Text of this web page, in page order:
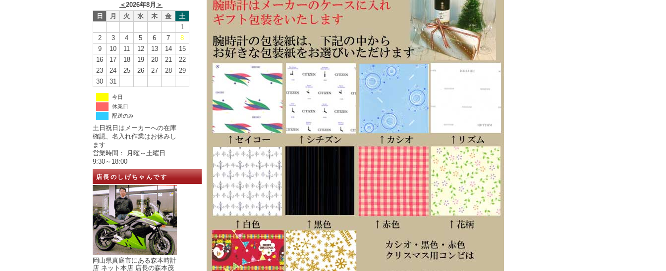
＜2026年8月 ＞
日
月 火 水 木 金
土
1
2
3 4 5 6 7
8
9
10 11 12 13 14
15
16
17 18 19 20 21
22
23
24 25 26 27 28
29
30
31
今日
休業日
配送のみ
土日祝日はメーカーへの在庫
確認、名入れ作業はお休みし
ます
営業時間： 月曜～土曜日
9:30～18:00
店長のしげちゃんです
岡山県真庭市にある森本時計
店 ネット本店 店長の森本茂